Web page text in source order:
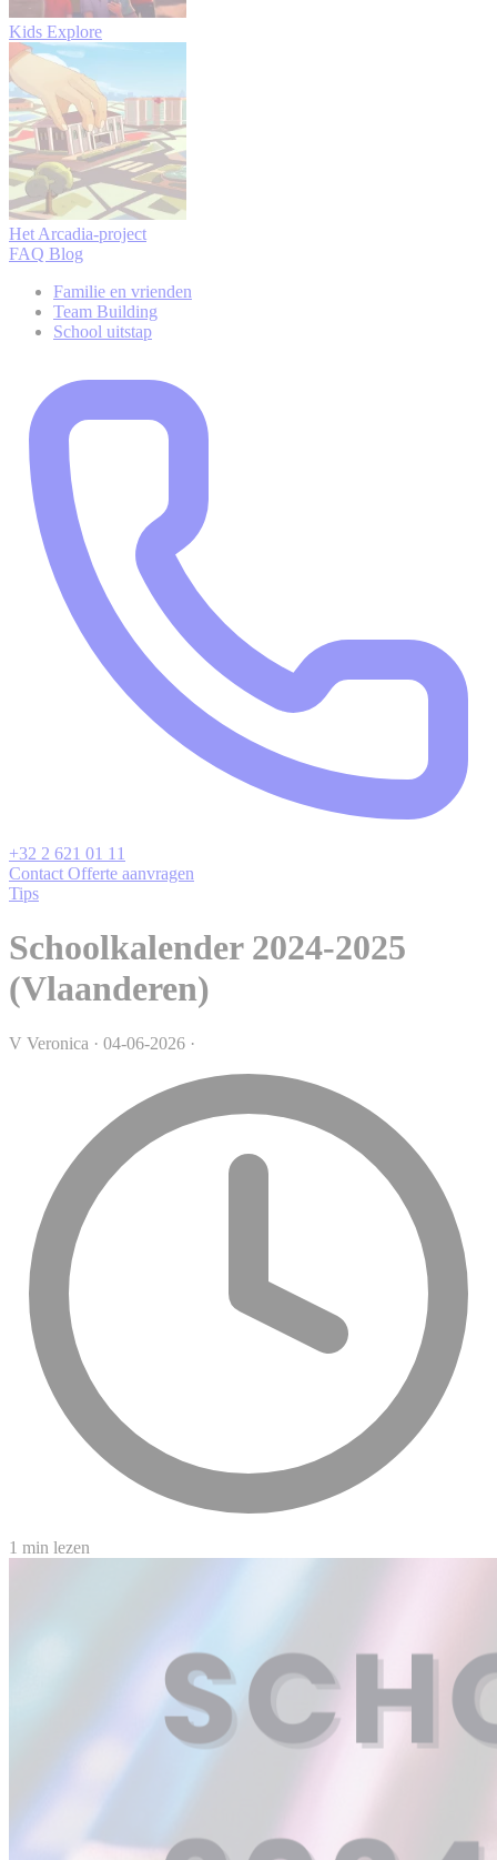
Kids Explore
Het Arcadia-project
FAQ Blog
Familie en vrienden
Team Building
School uitstap
+32 2 621 01 11
Contact Offerte aanvragen
Tips
Schoolkalender 2024-2025
(Vlaanderen)
V Veronica · 04-06-2026 ·
1 min lezen